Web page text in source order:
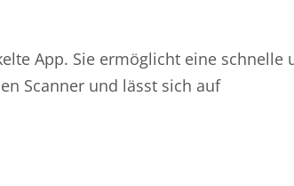
App. Sie ermöglicht eine schnelle
Scanner und lässt sich auf